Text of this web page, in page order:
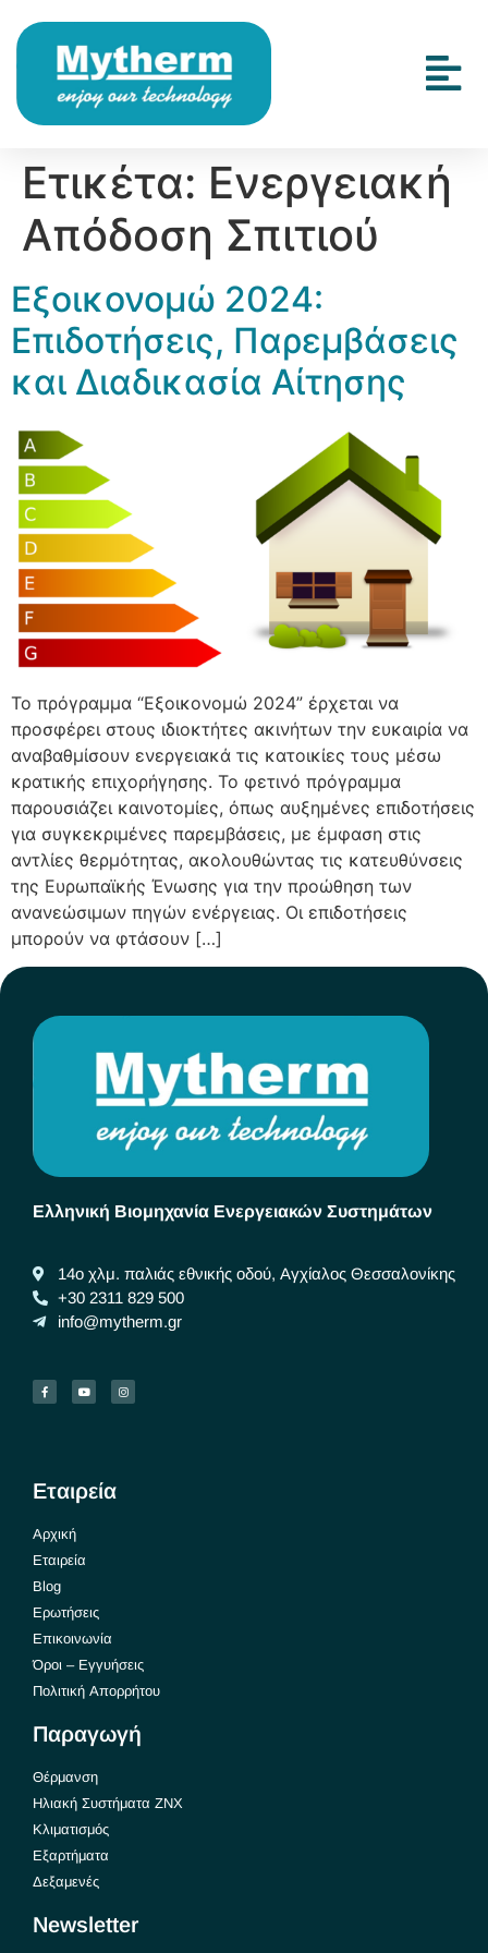
Ετικέτα: Ενεργειακή
Απόδοση Σπιτιού
Εξοικονομώ 2024:
Επιδοτήσεις, Παρεμβάσεις
και Διαδικασία Αίτησης
Το πρόγραμμα “Εξοικονομώ 2024” έρχεται να
προσφέρει στους ιδιοκτήτες ακινήτων την ευκαιρία να
αναβαθμίσουν ενεργειακά τις κατοικίες τους μέσω
κρατικής επιχορήγησης. Το φετινό πρόγραμμα
παρουσιάζει καινοτομίες, όπως αυξημένες επιδοτήσεις
για συγκεκριμένες παρεμβάσεις, με έμφαση στις
αντλίες θερμότητας, ακολουθώντας τις κατευθύνσεις
της Ευρωπαϊκής Ένωσης για την προώθηση των
ανανεώσιμων πηγών ενέργειας. Οι επιδοτήσεις
μπορούν να φτάσουν […]
Ελληνική Βιομηχανία Ενεργειακών Συστημάτων
14ο χλμ. παλιάς εθνικής οδού, Αγχίαλος Θεσσαλονίκης
+30 2311 829 500
info@mytherm.gr
Εταιρεία
Αρχική
Εταιρεία
Blog
Ερωτήσεις
Επικοινωνία
Όροι – Εγγυήσεις
Πολιτική Απορρήτου
Παραγωγή
Θέρμανση
Ηλιακή Συστήματα ΖΝΧ
Κλιματισμός
Εξαρτήματα
Δεξαμενές
Newsletter